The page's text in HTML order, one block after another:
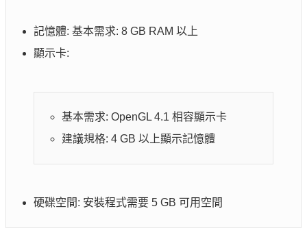
記憶體: 基本需求: 8 GB RAM 以上
顯示卡:
基本需求: OpenGL 4.1 相容顯示卡
建議規格: 4 GB 以上顯示記憶體
硬碟空間: 安裝程式需要 5 GB 可用空間